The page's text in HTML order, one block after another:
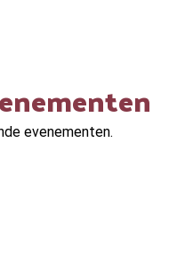
evenementen.